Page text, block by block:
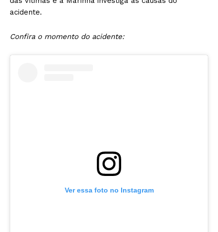
acidente.
Confira o momento do acidente:
Ver essa foto no Instagram